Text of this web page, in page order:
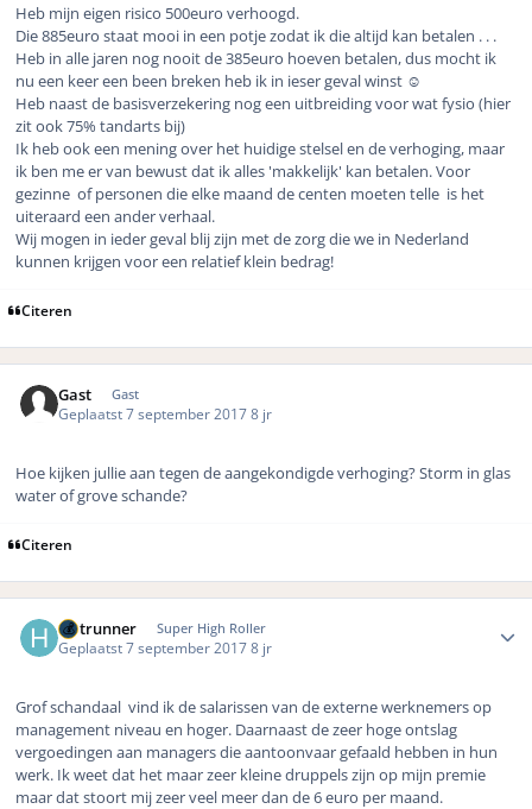
Heb mijn eigen risico 500euro verhoogd.
Die 885euro staat mooi in een potje zodat ik die altijd kan betalen . . .
Heb in alle jaren nog nooit de 385euro hoeven betalen, dus mocht ik
nu een keer een been breken heb ik in ieser geval winst ☺️
Heb naast de basisverzekering nog een uitbreiding voor wat fysio (hier
zit ook 75% tandarts bij)
Ik heb ook een mening over het huidige stelsel en de verhoging, maar
ik ben me er van bewust dat ik alles 'makkelijk' kan betalen. Voor
gezinne of personen die elke maand de centen moeten telle is het
uiteraard een ander verhaal.
Wij mogen in ieder geval blij zijn met de zorg die we in Nederland
kunnen krijgen voor een relatief klein bedrag!
Citeren
Gast Gast
Geplaatst7 september 20178 jr
Hoe kijken jullie aan tegen de aangekondigde verhoging? Storm in glas
water of grove schande?
Citeren
Hotrunner Super High Roller
Geplaatst7 september 20178 jr
Grof schandaal vind ik de salarissen van de externe werknemers op
management niveau en hoger. Daarnaast de zeer hoge ontslag
vergoedingen aan managers die aantoonvaar gefaald hebben in hun
werk. Ik weet dat het maar zeer kleine druppels zijn op mijn premie
maar dat stoort mij zeer veel meer dan de 6 euro per maand.